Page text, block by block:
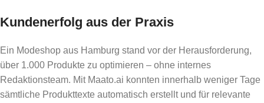
Kundenerfolg aus der Praxis
Ein Modeshop aus Hamburg stand vor der Herausforderung,
über 1.000 Produkte zu optimieren – ohne internes
Redaktionsteam. Mit Maato.ai konnten innerhalb weniger Tage
sämtliche Produkttexte automatisch erstellt und für relevante